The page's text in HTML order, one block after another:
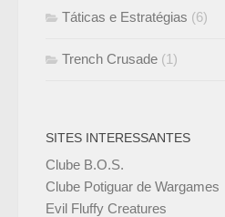
Táticas e Estratégias (6)
Trench Crusade (1)
SITES INTERESSANTES
Clube B.O.S.
Clube Potiguar de Wargames
Evil Fluffy Creatures